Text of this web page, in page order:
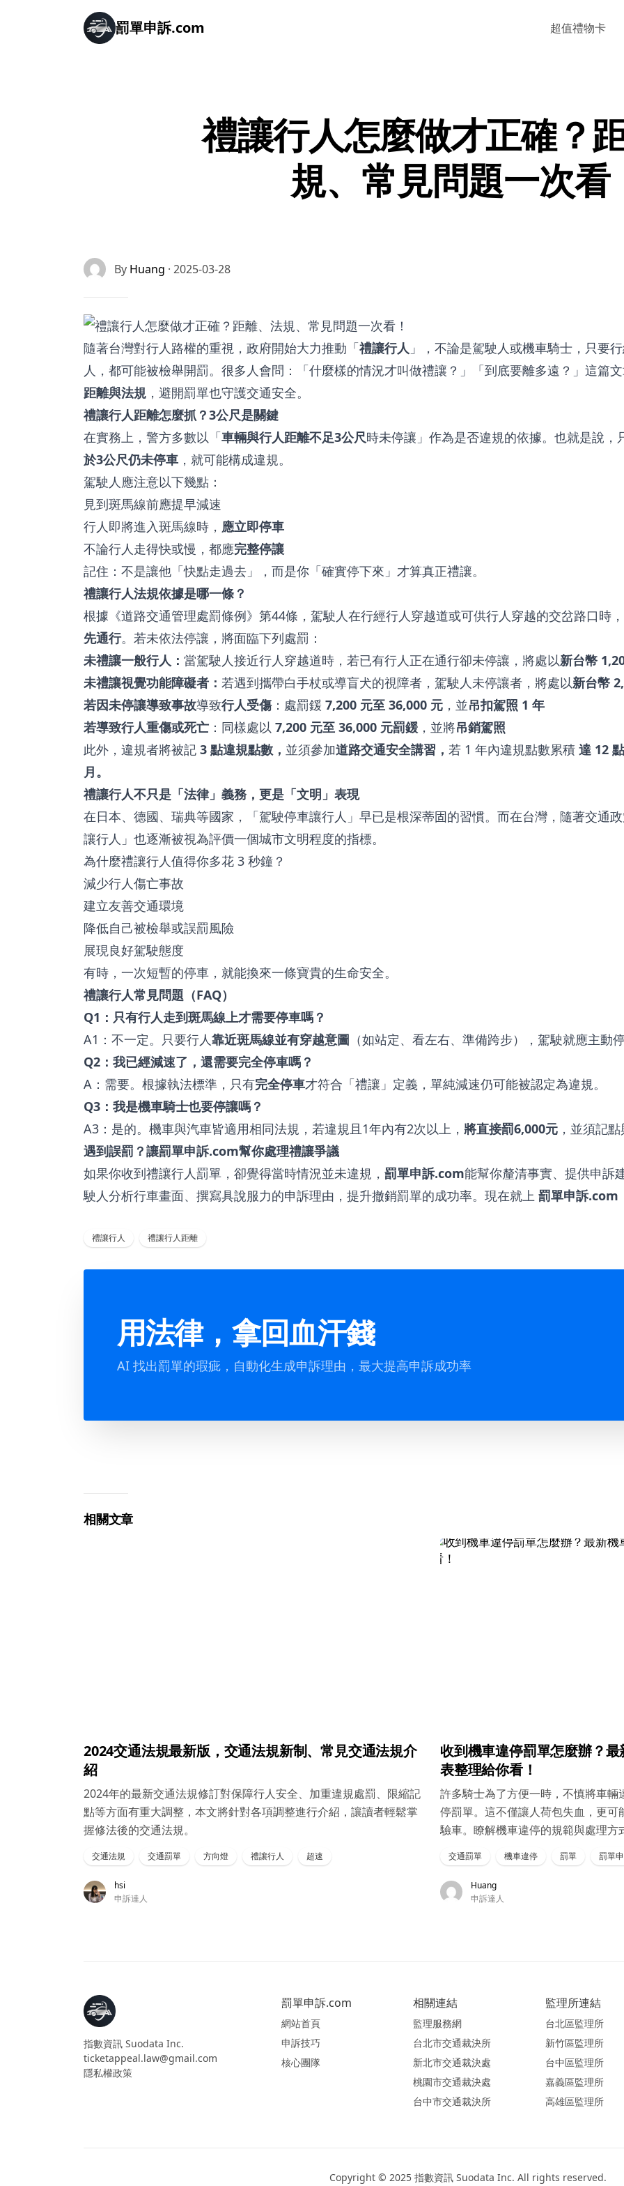
罰單申訴.com 超值禮物卡
禮讓行人怎麼做才正確？
規、常見問題一次看
By Huang · 2025-03-28
隨著台灣對行人路權的重視，政府開始大力推動「禮讓行人 」，不論是駕駛人或機車騎士，只要
人，都可能被檢舉開罰。很多人會問：「什麼樣的情況才叫做禮讓？」「到底要離多遠？」這篇
距離與法規 ，避開罰單也守護交通安全。
禮讓行人距離怎麼抓？3公尺是關鍵
在實務上，警方多數以「車輛與行人距離不足3公尺時未停讓」作為是否違規的依據。也就是說，
於3公尺仍未停車 ，就可能構成違規。
駕駛人應注意以下幾點：
見到斑馬線前應提早減速
行人即將進入斑馬線時， 應立即停車
不論行人走得快或慢，都應完整停讓
記住：不是讓他「快點走過去」，而是你「確實停下來」才算真正禮讓。
禮讓行人法規依據是哪一條？
根據《道路交通管理處罰條例》第44條，駕駛人在行經行人穿越道或可供行人穿越的交岔路口時
先通行。若未依法停讓，將面臨下列處罰：
未禮讓一般行人： 當駕駛人接近行人穿越道時，若已有行人正在通行卻未停讓，將處以新台幣
未禮讓視覺功能障礙者： 若遇到攜帶白手杖或導盲犬的視障者，駕駛人未停讓者，將處以新台幣
若因未停讓導致事故導致行人受傷 ：處罰鍰 7,200 元至 36,000 元 ，並吊扣駕照 1 年
若導致行人重傷或死亡 ：同樣處以 7,200 元至 36,000 元罰鍰 ，並將吊銷駕照
此外，違規者將被記 3 點違規點數， 並須參加道路交通安全講習， 若 1 年內違規點數累積 達 12 點
月。
禮讓行人不只是「法律」義務，更是「文明」表現
在日本、德國、瑞典等國家，「駕駛停車讓行人」早已是根深蒂固的習慣。而在台灣，隨著交通
讓行人」也逐漸被視為評價一個城市文明程度的指標。
為什麼禮讓行人值得你多花 3 秒鐘？
減少行人傷亡事故
建立友善交通環境
降低自己被檢舉或誤罰風險
展現良好駕駛態度
有時，一次短暫的停車，就能換來一條寶貴的生命安全。
禮讓行人常見問題（FAQ）
Q1：只有行人走到斑馬線上才需要停車嗎？
A1：不一定。只要行人靠近斑馬線並有穿越意圖 （如站定、看左右、準備跨步），駕駛就應主動
Q2：我已經減速了，還需要完全停車嗎？
A：需要。根據執法標準，只有完全停車才符合「禮讓」定義，單純減速仍可能被認定為違規。
Q3：我是機車騎士也要停讓嗎？
A3：是的。機車與汽車皆適用相同法規，若違規且1年內有2次以上， 將直接罰6,000元 ，並須記
遇到誤罰？讓罰單申訴.com幫你處理禮讓爭議
如果你收到禮讓行人罰單，卻覺得當時情況並未違規， 罰單申訴.com能幫你釐清事實、提供申訴
駛人分析行車畫面、撰寫具說服力的申訴理由，提升撤銷罰單的成功率。現在就上 罰單申訴.com
禮讓行人 禮讓行人距離
用法律，拿回血汗錢
AI 找出罰單的瑕疵，自動化生成申訴理由，最大提高申訴成功率
相關文章
2024交通法規最新版，交通法規新制、常見交通法規介
紹
2024年的最新交通法規修訂對保障行人安全、加重違規處罰、限縮記
點等方面有重大調整，本文將針對各項調整進行介紹，讓讀者輕鬆掌
握修法後的交通法規。
交通法規 交通罰單 方向燈 禮讓行人 超速
hsi
申訴達人
收到機車違停罰單怎麼辦？
表整理給你看！
許多騎士為了方便一時，不慎將車
停罰單。這不僅讓人荷包失血，更
驗車。瞭解機車違停的規範與處理
交通罰單 機車違停 罰單 罰單
Huang
申訴達人
指數資訊 Suodata Inc.
ticketappeal.law@gmail.com
隱私權政策
罰單申訴.com
網站首頁
申訴技巧
核心團隊
相關連結
監理服務網
台北市交通裁決所
新北市交通裁決處
桃園市交通裁決處
台中市交通裁決所
監理所連結
台北區監理所
新竹區監理所
台中區監理所
嘉義區監理所
高雄區監理所
Copyright © 2025 指數資訊 Suodata Inc. All rights reserved.